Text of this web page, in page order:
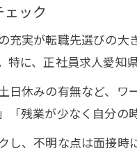
ック
実が転職先選びの大
に、正社員求人愛知
日休みの有無など、
残業が少なく自分の
し、不明な点は面接